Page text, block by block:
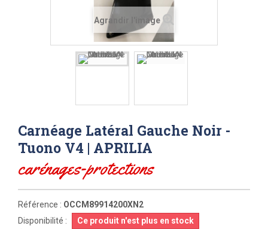
Agrandir l'image
Carnéage Latéral Gauche Noir -
Tuono V4 | APRILIA
carénages-protections
Référence : OCCM89914200XN2
Disponibilité :
Ce produit n'est plus en stock